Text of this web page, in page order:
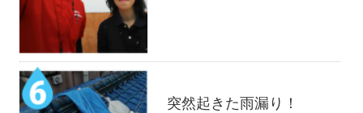
突然起きた雨漏り！